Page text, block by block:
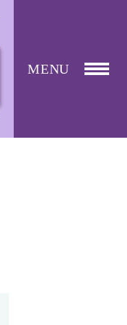
MENU